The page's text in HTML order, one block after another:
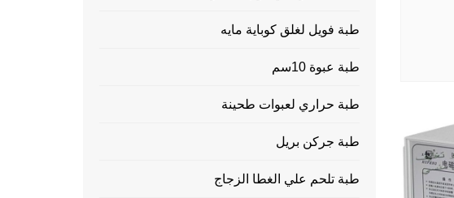
طبة فويل لغلق كوباية مايه
طبة عبوة 10سم
طبة حراري لعبوات طحينة
طبة جركن بريل
طبة تلحم علي الغطا الزجاج